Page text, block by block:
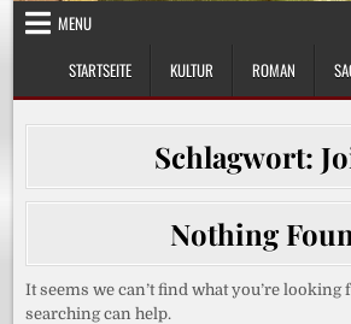
MENU
STARTSEITE
KULTUR ROMAN
Schlagwort:
Nothing
It seems we can’t find what you’re looking
searching can help.